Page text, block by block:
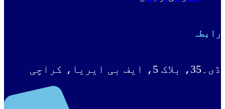
رابطہ
ڈی۔35، بلاک 5، ایف بی ایریا، کراچی